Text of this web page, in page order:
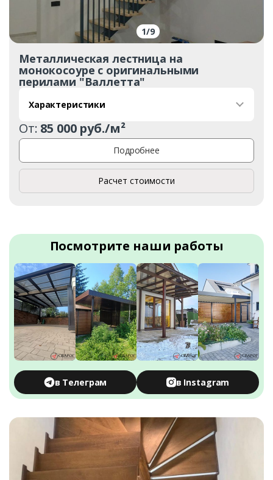
Посмотрите наши работы
в Телеграм в Instagram
1/9
Металлическая лестница на
монокосоуре с оригинальными
перилами "Валлетта"
Характеристики
От: 85 000 руб./м²
Подробнее
Расчет стоимости